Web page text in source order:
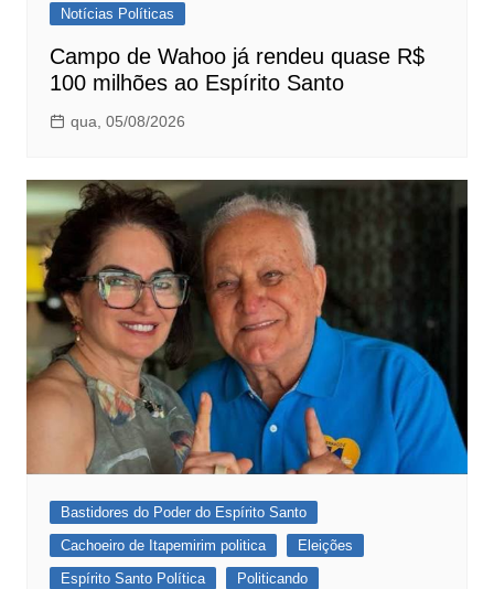
Notícias Políticas
Campo de Wahoo já rendeu quase R$
100 milhões ao Espírito Santo
qua, 05/08/2026
Bastidores do Poder do Espírito Santo
Cachoeiro de Itapemirim politica
Eleições
Espírito Santo Política
Politicando